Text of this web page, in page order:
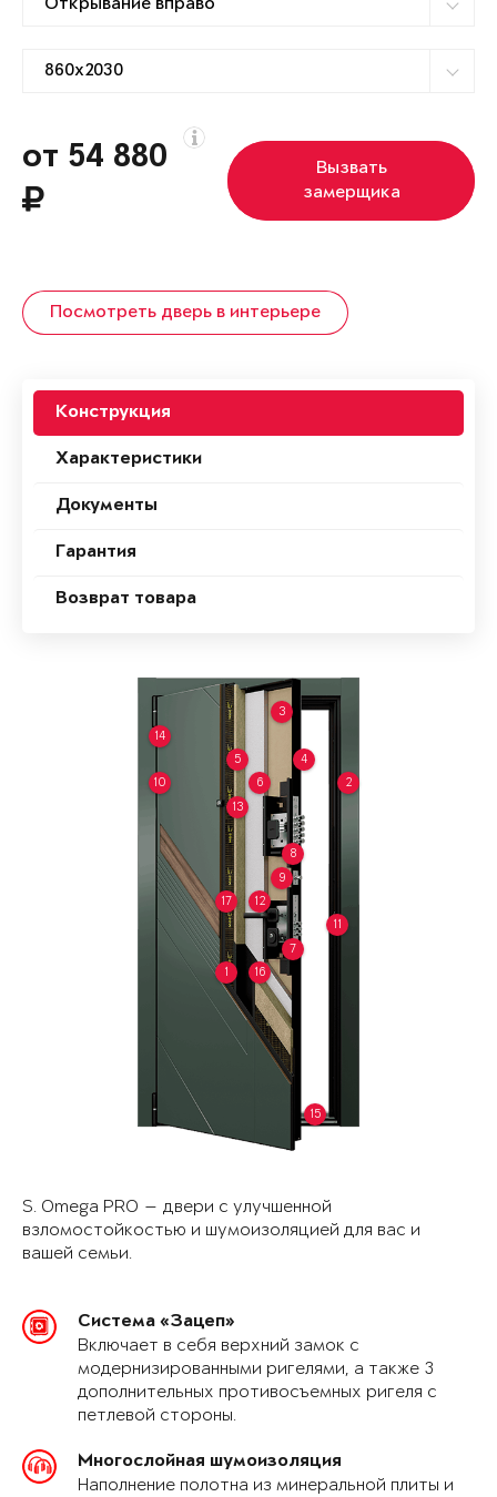
от 54 880
Вызвать
замерщика
Посмотреть дверь в интерьере
Конструкция
Характеристики
Документы
Гарантия
Возврат товара
1
2
3
4
5
6
7
8
9
10
11
12
13
14
15
16
17
S. Omega PRO — двери с улучшенной
взломостойкостью и шумоизоляцией для вас и
вашей семьи.
Система «Зацеп»
Включает в себя верхний замок с
модернизированными ригелями, а также 3
дополнительных противосъемных ригеля с
петлевой стороны.
Многослойная шумоизоляция
Наполнение полотна из минеральной плиты и